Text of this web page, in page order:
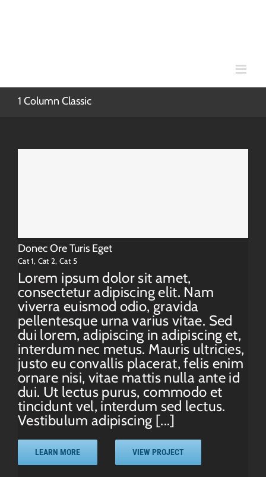
1 Column Classic
Donec Ore Turis Eget
Cat 1, Cat 2,Cat 5
Lorem ipsum dolor sit amet,
consectetur adipiscing elit. Nam
viverra euismod odio, gravida
pellentesque urna varius vitae. Sed
dui lorem, adipiscing in adipiscing et,
interdum nec metus. Mauris ultricies,
justo eu convallis placerat, felis enim
ornare nisi, vitae mattis nulla ante id
dui. Ut lectus purus, commodo et
tincidunt vel, interdum sed lectus.
Vestibulum adipiscing [...]
LEARN MORE VIEW PROJECT